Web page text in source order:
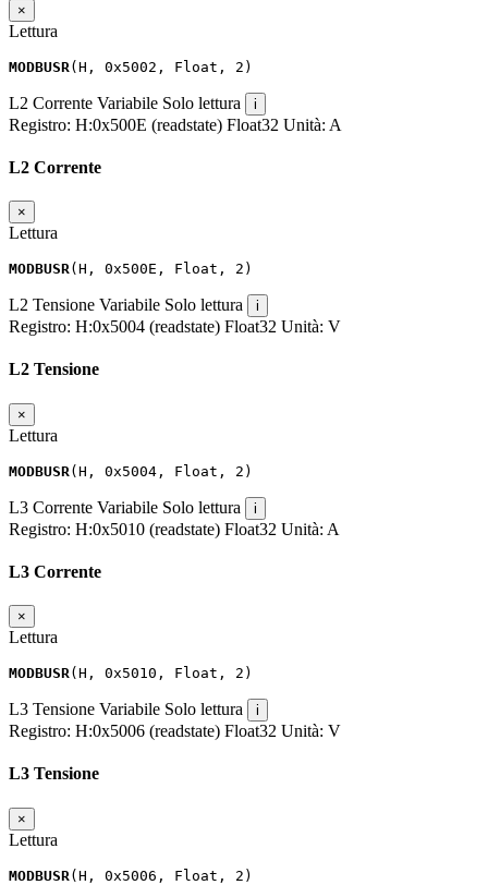
×
Lettura
MODBUSR (H , 0x5002 , Float , 2 )
L2 Corrente Variabile Solo lettura i
Registro: H:0x500E (readstate) Float32 Unità: A
L2 Corrente
×
Lettura
MODBUSR( H , 0x500E , Float , 2 )
L2 Tensione Variabile Solo lettura i
Registro: H:0x5004 (readstate) Float32 Unità: V
L2 Tensione
×
Lettura
MODBUSR (H , 0x5004 , Float , 2 )
L3 Corrente Variabile Solo lettura i
Registro: H:0x5010 (readstate) Float32 Unità: A
L3 Corrente
×
Lettura
MODBUSR( H , 0x5010 , Float , 2 )
L3 Tensione Variabile Solo lettura i
Registro: H:0x5006 (readstate) Float32 Unità: V
L3 Tensione
×
Lettura
MODBUSR (H , 0x5006 , Float , 2 )